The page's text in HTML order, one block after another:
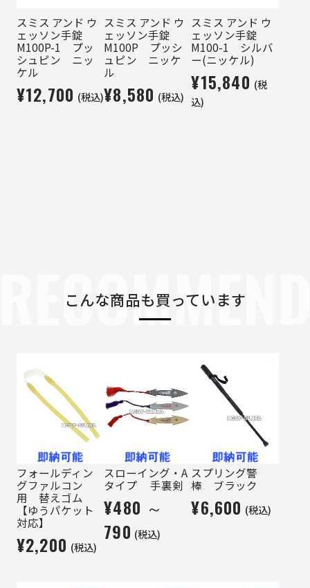
スミス アンド ウ
ェッソン手錠
M100P-1 プッ
シュピン ニッ
ケル
¥12,700 (税込)
スミス アンド ウ
ェッソン手錠
M100P プッシ
ュピン ニッケ
ル
¥8,580 (税込)
スミス アンド ウ
ェッソン手錠
M100-1 シルバ
ー(ニッケル)
¥15,840 (税
込)
こんな商品も買っています
フォールディン
グファルコン
用 替えゴム
【ゆうパケット
対応】
¥2,200 (税込)
スローイング・A
タイプ 手裏剣
¥480 ～
790 (税込)
スプリング警
棒 ブラック
¥6,600 (税込)